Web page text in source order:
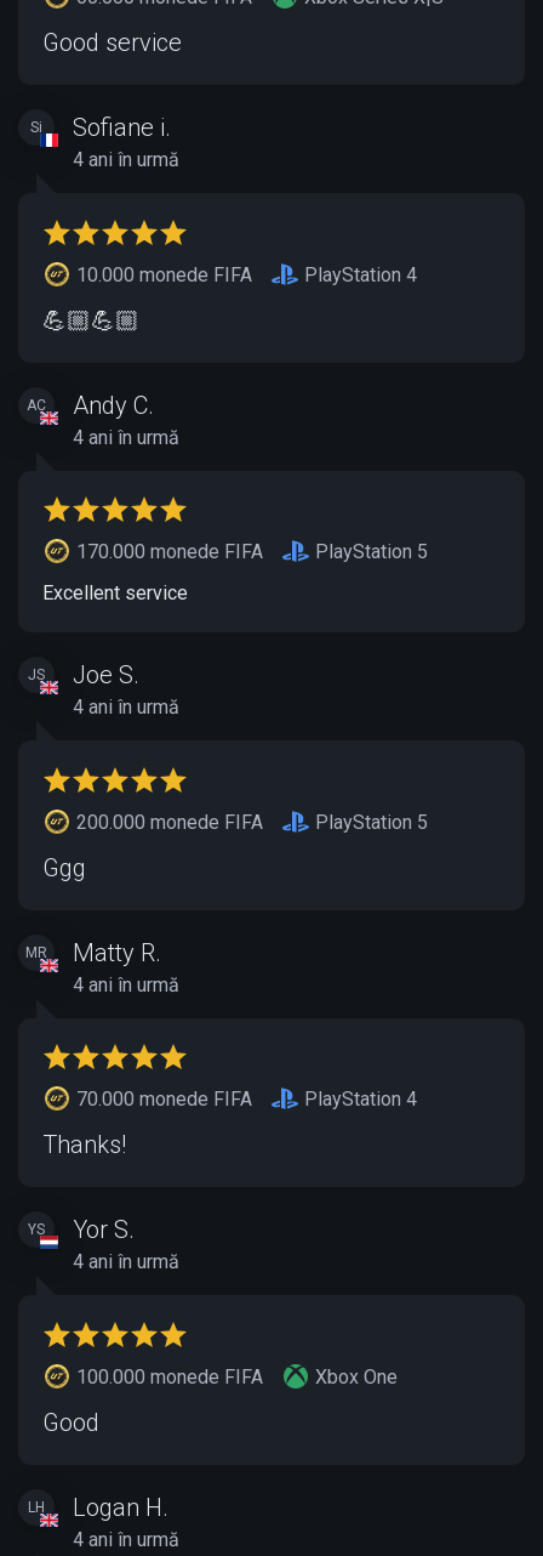
Good service
Si Sofiane i.
4 ani în urmă
10.000 monede FIFA PlayStation 4
💪🏼💪🏼
AC Andy C.
4 ani în urmă
170.000 monede FIFA
PlayStation 5
Excellent service
JS Joe S.
4 ani în urmă
200.000 monede FIFA PlayStation 5
Ggg
MR Matty R.
4 ani în urmă
70.000 monede FIFA PlayStation 4
Thanks!
YS Yor S.
4 ani în urmă
100.000 monede FIFA Xbox One
Good
LH Logan H.
4 ani în urmă